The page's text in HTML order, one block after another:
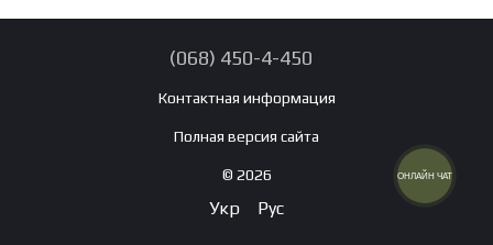
(068) 450-4-450
Контактная информация
Полная версия сайта
© 2026
Укр Рус
ОНЛАЙН ЧАТ